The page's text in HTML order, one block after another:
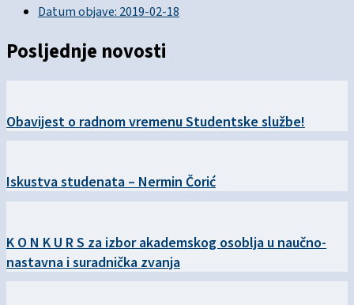
Datum objave:2019-02-18
Posljednje novosti
Obavijest o radnom vremenu Studentske službe!
Iskustva studenata – Nermin Čorić
K O N K U R S za izbor akademskog osoblja u naučno-
nastavna i suradnička zvanja